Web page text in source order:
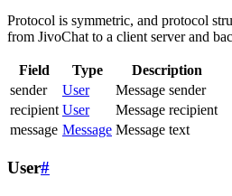
Protocol is symmetric, and protocol
from JivoChat to a client server and
Field Type
Description
sender
User
Message sender
recipient User
Message recipient
message Message Message text
User#